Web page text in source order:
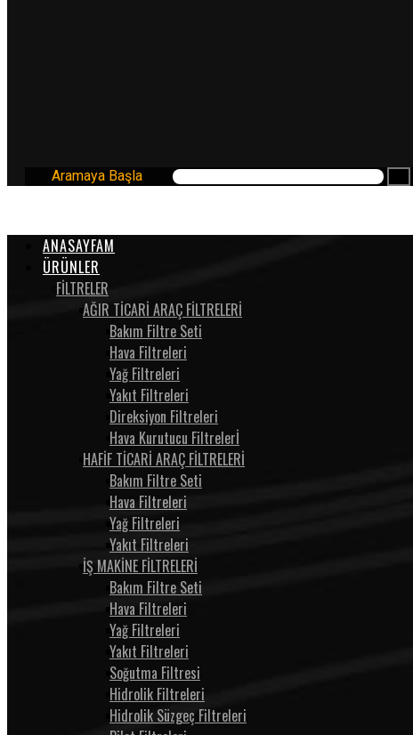
Aramaya Başla
ANASAYFAM
ÜRÜNLER
FİLTRELER
AĞIR TİCARİ ARAÇ FİLTRELERİ
Bakım Filtre Seti
Hava Filtreleri
Yağ Filtreleri
Yakıt Filtreleri
Direksiyon Filtreleri
Hava Kurutucu Filtrelerİ
HAFİF TİCARİ ARAÇ FİLTRELERİ
Bakım Filtre Seti
Hava Filtreleri
Yağ Filtreleri
Yakıt Filtreleri
İŞ MAKİNE FİLTRELERİ
Bakım Filtre Seti
Hava Filtreleri
Yağ Filtreleri
Yakıt Filtreleri
Soğutma Filtresi
Hidrolik Filtreleri
Hidrolik Süzgeç Filtreleri